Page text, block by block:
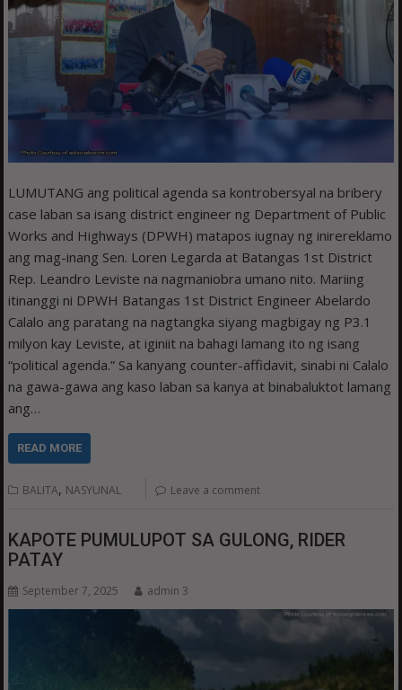
LUMUTANG ang political agenda sa kontrobersyal na bribery
case laban sa isang district engineer ng Department of Public
Works and Highways (DPWH) matapos iugnay ng inirereklamo
ang mag-inang Sen. Loren Legarda at Batangas 1st District
Rep. Leandro Leviste na nagmaniobra umano nito. Mariing
itinanggi ni DPWH Batangas 1st District Engineer Abelardo
Calalo ang paratang na nagtangka siyang magbigay ng P3.1
milyon kay Leviste, at iginiit na bahagi lamang ito ng isang
“political agenda.” Sa kanyang counter-affidavit, sinabi ni Calalo
na gawa-gawa ang kaso laban sa kanya at binabaluktot lamang
ang…
READ MORE
BALITA, NASYUNAL Leave a comment
KAPOTE PUMULUPOT SA GULONG, RIDER
PATAY
September 7, 2025 admin 3